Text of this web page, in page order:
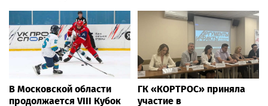
В Московской области
продолжается VIII Кубок
ГК «КОРТРОС» приняла
участие в